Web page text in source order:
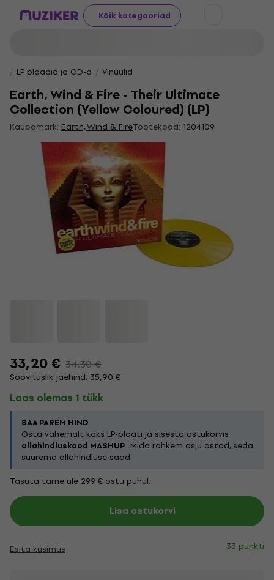
Kõik kategooriad
LP plaadid ja CD-d Vinüülid
Earth, Wind & Fire - Their Ultimate
Collection (Yellow Coloured) (LP)
Kaubamärk: Earth, Wind & FireTootekood: 1204109
33,20 € 34,30 €
Soovituslik jaehind: 35,90 €
Laos olemas 1 tükk
SAA PAREM HIND
Osta vähemalt kaks LP-plaati ja sisesta ostukorvis
allahindluskood MASHUP. Mida rohkem asju ostad, seda
suurema allahindluse saad.
Tasuta tarne üle 299 € ostu puhul.
Lisa ostukorvi
Esita küsimus 33 punkti